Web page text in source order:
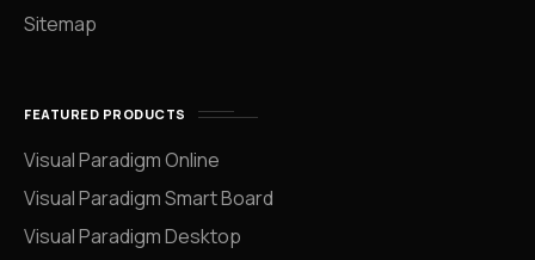
Sitemap
FEATURED PRODUCTS
Visual Paradigm Online
Visual Paradigm Smart Board
Visual Paradigm Desktop